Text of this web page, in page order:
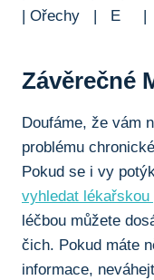
| Ořechy ⁣ ⁣ | ‌ ⁣ ⁢E ​ ⁣ ‍ ​ |⁤
Závěrečné
Doufáme, že vám
problému
Pokud ​se i vy⁤
vyhledat lékařskou
léčbou můžete
čich. Pokud máte
informace,